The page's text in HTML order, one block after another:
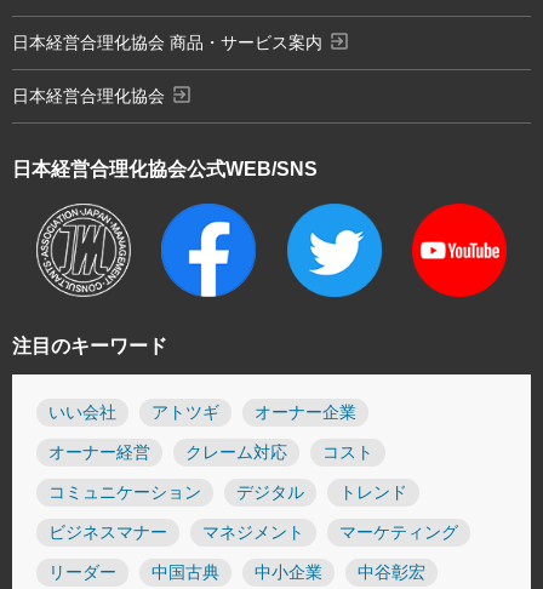
注目のキーワード
いい会社 アトツギ オーナー企業
オーナー経営 クレーム対応 コスト
コミュニケーション デジタル トレンド
ビジネスマナー マネジメント マーケティング
リーダー 中国古典 中小企業 中谷彰宏
日本経営合理化協会公式WEB/SNS
日本経営合理化協会 商品・サービス案内 exit_to_app
日本経営合理化協会 exit_to_app